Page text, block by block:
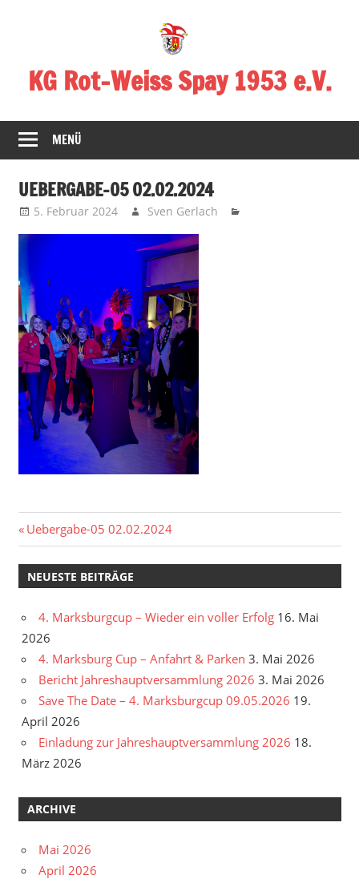
KG Rot-Weiss Spay 1953 e.V.
in
Spay!
MENÜ
UEBERGABE-05 02.02.2024
5. Februar 2024 Sven Gerlach
Beitragsnavigation
Vorheriger
Beitrag:
Uebergabe-05 02.02.2024
NEUESTE BEITRÄGE
4. Marksburgcup – Wieder ein voller Erfolg 16. Mai
2026
4. Marksburg Cup – Anfahrt & Parken 3. Mai 2026
Bericht Jahreshauptversammlung 2026 3. Mai 2026
Save The Date – 4. Marksburgcup 09.05.2026 19.
April 2026
Einladung zur Jahreshauptversammlung 2026 18.
März 2026
ARCHIVE
Mai 2026
April 2026